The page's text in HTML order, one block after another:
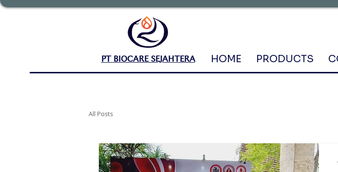
PT BIOCARE SEJAHTERA HOME PRODUCTS
All Posts